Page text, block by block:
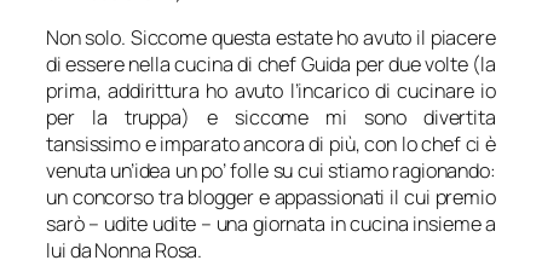
Non solo. Siccome questa estate ho avuto il piacere
di essere nella cucina di chef Guida per due volte (la
prima, addirittura ho avuto l’incarico di cucinare io
per la truppa) e siccome mi sono divertita
tansissimo e imparato ancora di più, con lo chef ci è
venuta un’idea un po’ folle su cui stiamo ragionando:
un concorso tra blogger e appassionati il cui premio
sarò – udite udite – una giornata in cucina insieme a
lui da Nonna Rosa.